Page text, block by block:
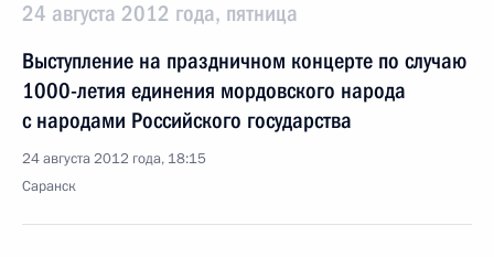
24 августа 2012 года, пятница
Выступление на праздничном концерте по случаю
1000-летия единения мордовского народа
с народами Российского государства
24 августа 2012 года, 18:15
Саранск